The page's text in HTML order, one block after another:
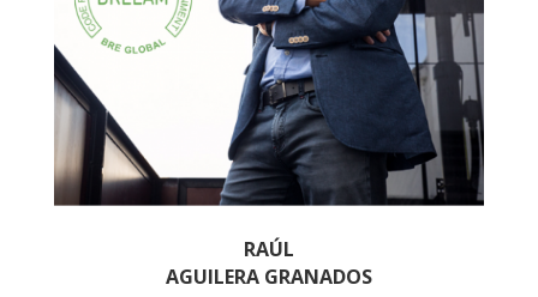
RAÚL
AGUILERA GRANADOS